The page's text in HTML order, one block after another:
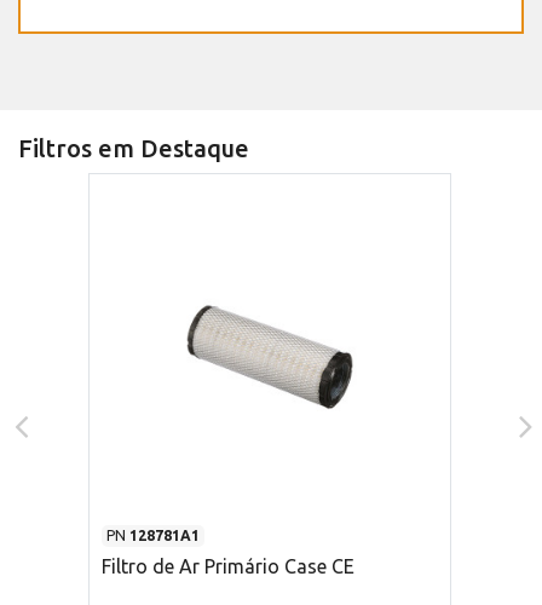
Filtros em Destaque
PN 128781A1
Filtro de Ar Primário Case CE